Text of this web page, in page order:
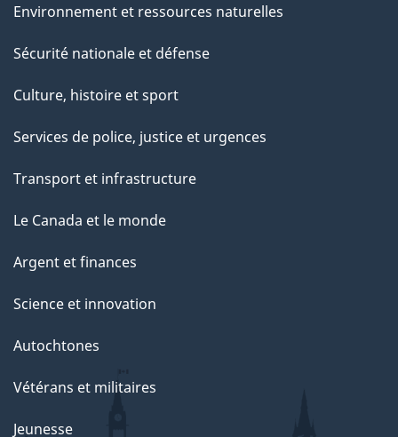
Environnement et ressources naturelles
Sécurité nationale et défense
Culture, histoire et sport
Services de police, justice et urgences
Transport et infrastructure
Le Canada et le monde
Argent et finances
Science et innovation
Autochtones
Vétérans et militaires
Jeunesse